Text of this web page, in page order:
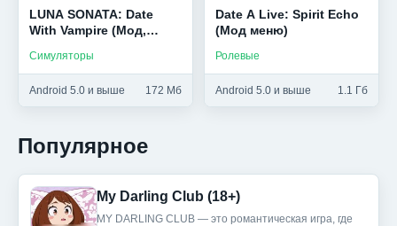
LUNA SONATA: Date
With Vampire (Мод,
Симуляторы
Android 5.0 и выше 172 Мб
Date A Live: Spirit Echo
(Мод меню)
Ролевые
Android 5.0 и выше 1.1 Гб
Популярное
My Darling Club (18+)
MY DARLING CLUB — это романтическая игра, где